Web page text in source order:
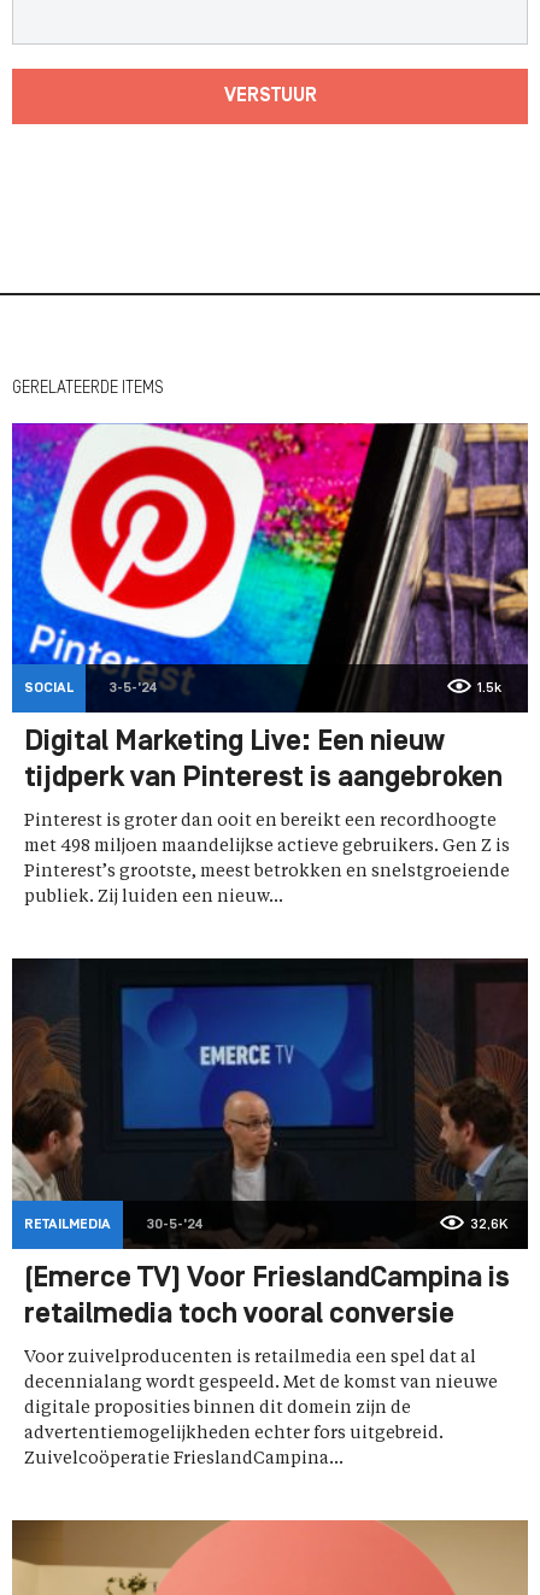
VERSTUUR
GERELATEERDE ITEMS
SOCIAL 3-5-'24 1.5k
Digital Marketing Live: Een nieuw
tijdperk van Pinterest is aangebroken
Pinterest is groter dan ooit en bereikt een recordhoogte
met 498 miljoen maandelijkse actieve gebruikers. Gen Z is
Pinterest’s grootste, meest betrokken en snelstgroeiende
publiek. Zij luiden een nieuw...
RETAILMEDIA 30-5-'24 32,6K
(Emerce TV) Voor FrieslandCampina is
retailmedia toch vooral conversie
Voor zuivelproducenten is retailmedia een spel dat al
decennialang wordt gespeeld. Met de komst van nieuwe
digitale proposities binnen dit domein zijn de
advertentiemogelijkheden echter fors uitgebreid.
Zuivelcoöperatie FrieslandCampina...